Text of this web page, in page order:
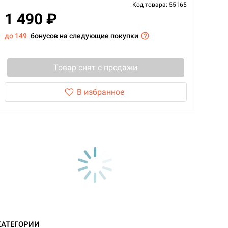
Код товара: 55165
1 490 ₽
до 149 бонусов на следующие покупки
Товар снят с продажи
В избранное
Монстры